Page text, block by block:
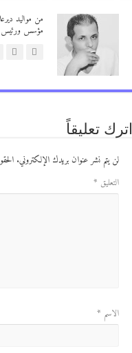
مؤسس ورئيس
اترك تعليقاً
لن يتم نشر عنوان بريدك الإلكتروني.
التعليق *
الاسم *